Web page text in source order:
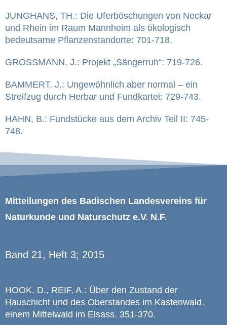
JUNGHANS, TH.: Die Uferböschungen von Neckar
und Rhein im Raum Mannheim als ökologisch
bedeutsame Pflanzenstandorte: 701-718.
GROSSMANN, J.: Projekt „Sängerruh“: 719-726.
BAMMERT, J.: Ungewöhnlich aber normal – ein
Streifzug durch Herbar und Fundkartei: 729-743.
HAHN, B.: Fundstücke aus dem Archiv Teil II: 745-
748.
Mitteilungen des Badischen Landesvereins für
Naturkunde und Naturschutz e.V. N.F.
Band 21, Heft 3; 2015
HOOK, D., REIF, A.: Über den Zustand der
Hauschicht und des Oberstandes im Kastenwald,
einem Mittelwald im Elsass. 351-370.